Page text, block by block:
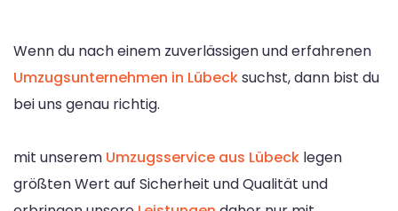
Wenn du nach einem zuverlässigen und erfahrenen
Umzugsunternehmen in Lübecksuchst, dann bist du
bei uns genau richtig.
mit unserem Umzugsservice aus Lübeck legen
größten Wert auf Sicherheit und Qualität und